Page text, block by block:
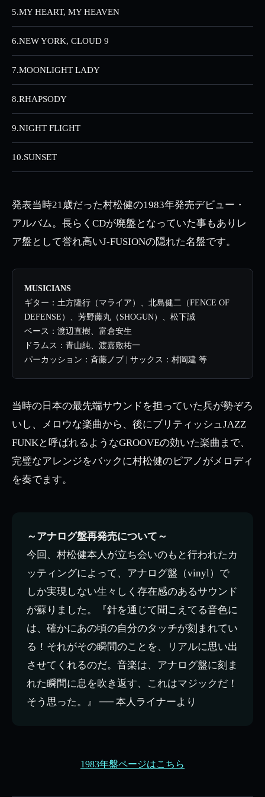
5.MY HEART, MY HEAVEN
6.NEW YORK, CLOUD 9
7.MOONLIGHT LADY
8.RHAPSODY
9.NIGHT FLIGHT
10.SUNSET
発表当時21歳だった村松健の1983年発売デビュー・
アルバム。長らくCDが廃盤となっていた事もありレ
ア盤として誉れ高いJ-FUSIONの隠れた名盤です。
MUSICIANS
ギター：土方隆行（マライア）、北島健二（FENCE OF
DEFENSE）、芳野藤丸（SHOGUN）、松下誠
ベース：渡辺直樹、富倉安生
ドラムス：青山純、渡嘉敷祐一
パーカッション：斉藤ノブ | サックス：村岡建 等
当時の日本の最先端サウンドを担っていた兵が勢ぞろ
いし、メロウな楽曲から、後にブリティッシュJAZZ
FUNKと呼ばれるようなGROOVEの効いた楽曲まで、
完璧なアレンジをバックに村松健のピアノがメロディ
を奏でます。
～アナログ盤再発売について～
今回、村松健本人が立ち会いのもと行われたカ
ッティングによって、アナログ盤（vinyl）で
しか実現しない生々しく存在感のあるサウンド
が蘇りました。『針を通じて聞こえてる音色に
は、確かにあの頃の自分のタッチが刻まれてい
る！それがその瞬間のことを、リアルに思い出
させてくれるのだ。音楽は、アナログ盤に刻ま
れた瞬間に息を吹き返す、これはマジックだ！
そう思った。』 ── 本人ライナーより
1983年盤ページはこちら